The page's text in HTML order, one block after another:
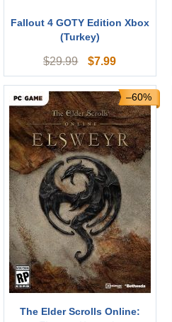
Fallout 4 GOTY Edition Xbox
(Turkey)
$29.99 $7.99
–60%
The Elder Scrolls Online: